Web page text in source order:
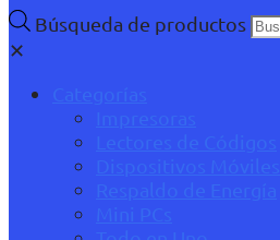
Búsqueda de productos
✕
Categorías
Impresoras
Lectores de Códigos
Dispositivos Móviles
Respaldo de Energía
Mini PCs